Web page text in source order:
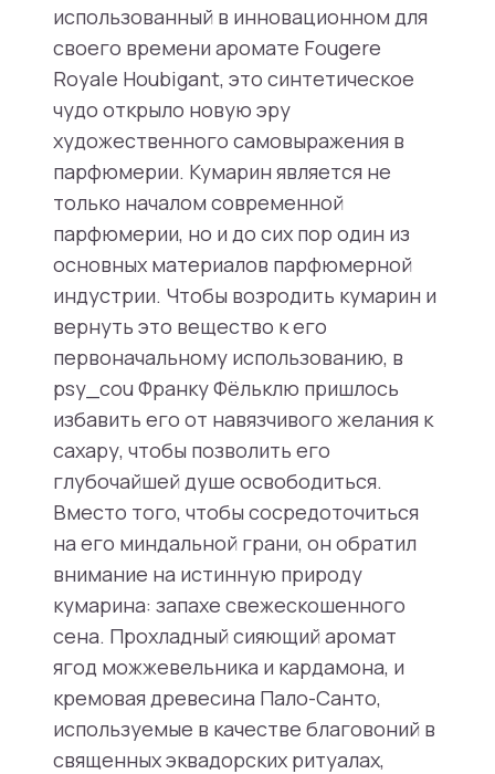
использованный в инновационном для
своего времени аромате Fougere
Royale Houbigant, это синтетическое
чудо открыло новую эру
художественного самовыражения в
парфюмерии. Кумарин является не
только началом современной
парфюмерии, но и до сих пор один из
основных материалов парфюмерной
индустрии. Чтобы возродить кумарин и
вернуть это вещество к его
первоначальному использованию, в
psy_cou Франку Фёльклю пришлось
избавить его от навязчивого желания к
сахару, чтобы позволить его
глубочайшей душе освободиться.
Вместо того, чтобы сосредоточиться
на его миндальной грани, он обратил
внимание на истинную природу
кумарина: запахе свежескошенного
сена. Прохладный сияющий аромат
ягод можжевельника и кардамона, и
кремовая древесина Пало-Санто,
используемые в качестве благовоний в
священных эквадорских ритуалах,